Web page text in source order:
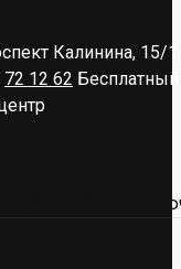
Калинина, 15/1
72 12 62
носит